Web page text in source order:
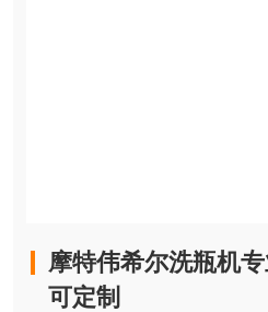
摩特伟希尔洗瓶机
可定制